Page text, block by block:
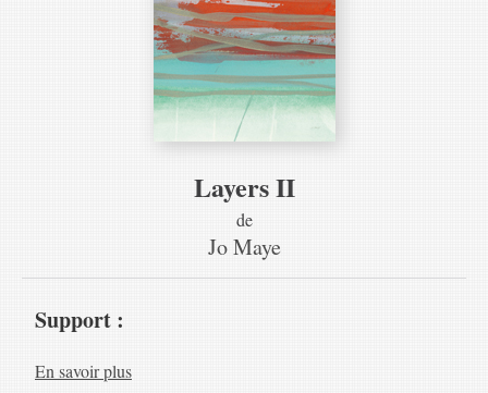
Layers II
de
Jo Maye
Support :
En savoir plus